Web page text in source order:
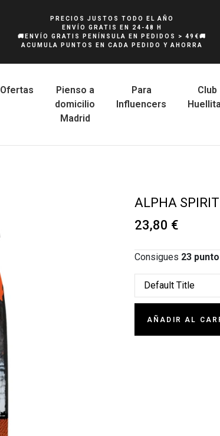
PRECIOS JUSTOS TODO EL AÑO
ENVÍO GRATIS EN 24-48 H
🚚ENVÍO GRATIS PENÍNSULA EN PEDIDOS > 49€🚚
ACUMULA PUNTOS EN CADA PEDIDO Y AHORRA
Ofertas
Pienso a
domicilio
Madrid
Para
Influencers
Club
ALPHA
23,80 €
Consigues 23
AÑADIR AL